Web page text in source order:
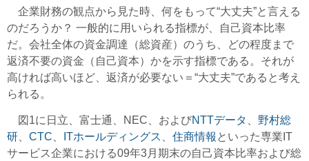
企業財務の観点から見た時、何をもって“大丈夫”と言える
のだろうか？ 一般的に用いられる指標が、自己資本比率
だ。会社全体の資金調達（総資産）のうち、どの程度まで
返済不要の資金（自己資本）かを示す指標である。それが
高ければ高いほど、返済が必要ない＝“大丈夫”であると考え
られる。
図1に日立、富士通、NEC、およびNTTデータ
野村総
研
CTC ITホールディングス 住商情報 といった専業IT
サービス企業における09年3月期末の自己資本比率および総